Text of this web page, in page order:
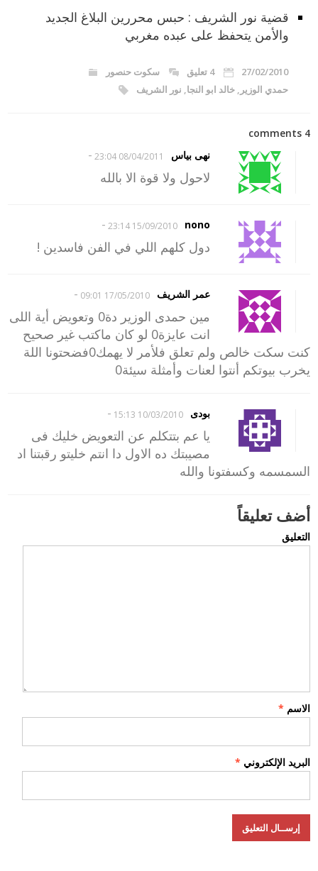
قضية نور الشريف : حبس محررين البلاغ الجديد
والأمن يتحفظ على عبده مغربي
27/02/2010 4 تعليق
سكوت حنصور
حمدي الوزير ,خالد ابو النجا, نور الشريف
4 comments
نهى بياس
08/04/2011 23:04
-
لاحول ولا قوة الا بالله
nono
15/09/2010 23:14
-
دول كلهم اللي في الفن فاسدين !
عمر الشريف 17/05/2010 09:01
-
مين حمدى الوزير دة0 وتعويض أية اللى
انت عايزة0 لو كان ماكتب غير صحيح
كنت سكت خالص ولم تعلق فلأمر لا يهمك0فضحتونا اللة
يخرب بيوتكم أنتوا لعنات وأمثلة سيئة0
بودى 10/03/2010 15:13
-
يا عم بتتكلم عن التعويض خليك فى
مصيبتك ده الاول دا انتم خليتو رقبتنا اد
السمسمه وكسفتونا والله
أضف تعليقاً
التعليق
الاسم *
البريد الإلكتروني *